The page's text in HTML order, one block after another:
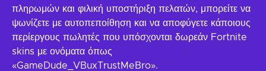
πληρωμών και φιλική υποστήριξη πελατών, μπορείτε να
ψωνίζετε με αυτοπεποίθηση και να αποφύγετε κάποιους
περίεργους πωλητές που υπόσχονται δωρεάν Fortnite
skins με ονόματα όπως
«GameDude_VBuxTrustMeBro».